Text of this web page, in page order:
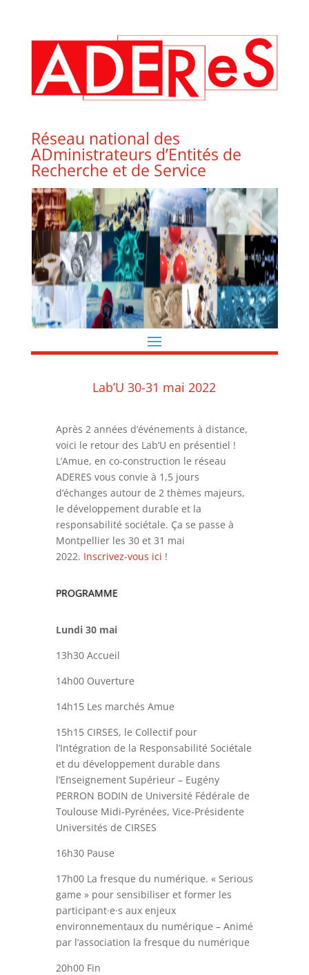
Réseau national des
ADministrateurs d’Entités de
Recherche et de Service
Lab’U 30-31 mai 2022
Après 2 années d’événements à distance,
voici le retour des Lab’U en présentiel !
L’Amue, en co-construction le réseau
ADERES vous convie à 1,5 jours
d’échanges autour de 2 thèmes majeurs,
le développement durable et la
responsabilité sociétale. Ça se passe à
Montpellier les 30 et 31 mai
2022. Inscrivez-vous ici !
PROGRAMME
Lundi 30 mai
13h30 Accueil
14h00 Ouverture
14h15 Les marchés Amue
15h15 CIRSES, le Collectif pour
l’Intégration de la Responsabilité Sociétale
et du développement durable dans
l’Enseignement Supérieur – Eugény
PERRON BODIN de Université Fédérale de
Toulouse Midi-Pyrénées, Vice-Présidente
Universités de CIRSES
16h30 Pause
17h00 La fresque du numérique. « Serious
game » pour sensibiliser et former les
participant·e·s aux enjeux
environnementaux du numérique – Animé
par l’association la fresque du numérique
20h00 Fin